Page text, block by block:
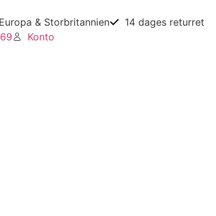
& Storbritannien
14 dages returret
Konto